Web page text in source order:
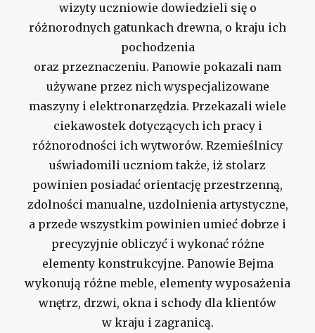
wizyty uczniowie dowiedzieli się o
różnorodnych gatunkach drewna, o kraju ich
pochodzenia
oraz przeznaczeniu. Panowie pokazali nam
używane przez nich wyspecjalizowane
maszyny i elektronarzędzia. Przekazali wiele
ciekawostek dotyczących ich pracy i
różnorodności ich wytworów. Rzemieślnicy
uświadomili uczniom także, iż stolarz
powinien posiadać orientację przestrzenną,
zdolności manualne, uzdolnienia artystyczne,
a przede wszystkim powinien umieć dobrze i
precyzyjnie obliczyć i wykonać różne
elementy konstrukcyjne. Panowie Bejma
wykonują różne meble, elementy wyposażenia
wnętrz, drzwi, okna i schody dla klientów
w kraju i zagranicą.